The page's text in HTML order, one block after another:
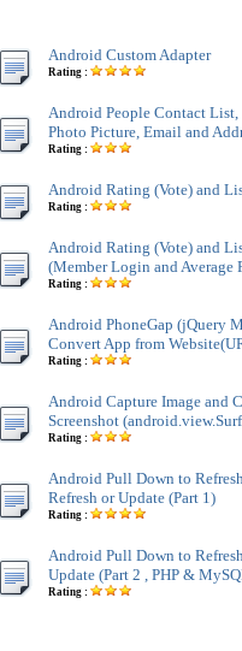
Android Custom Adapter
Rating :
Android People Contact List,
Photo Picture, Email and
Rating :
Android Rating (Vote) and
Rating :
Android Rating (Vote) and
(Member Login and Average
Rating :
Android PhoneGap (jQuery
Convert App from
Rating :
Android Capture Image and
Screenshot
Rating :
Android Pull Down to
Refresh or Update (Part 1)
Rating :
Android Pull Down to
Update (Part 2 , PHP &
Rating :